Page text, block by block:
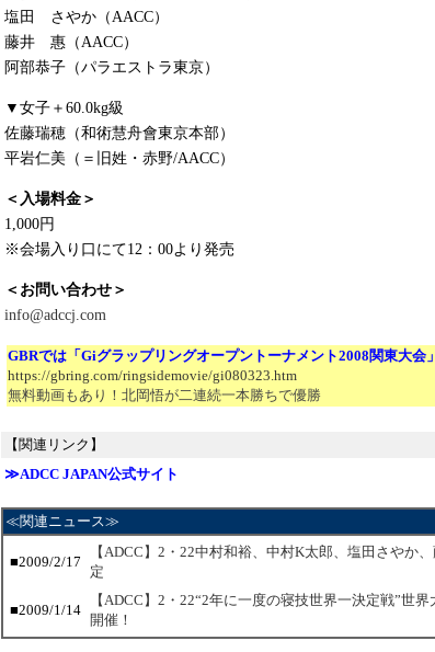
塩田 さやか（AACC）
藤井 惠（AACC）
阿部恭子（パラエストラ東京）
▼女子＋60.0kg級
佐藤瑞穂（和術慧舟會東京本部）
平岩仁美（＝旧姓・赤野/AACC）
＜入場料金＞
1,000円
※会場入り口にて12：00より発売
＜お問い合わせ＞
info@adccj.com
GBRでは「Giグラップリングオープントーナメント2008関東大会
https://gbring.com/ringsidemovie/gi080323.htm
無料動画もあり！北岡悟が二連続一本勝ちで優勝
【関連リンク】
≫ADCC JAPAN公式サイト
≪関連ニュース≫
■2009/2/17
【ADCC】2・22中村和裕、中村K太郎、塩田さやか
定
■2009/1/14
【ADCC】2・22“2年に一度の寝技世界一決定戦”世
開催！